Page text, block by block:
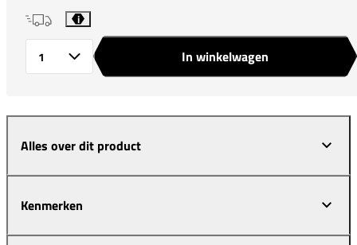
i
In winkelwagen
Alles over dit product
Kenmerken